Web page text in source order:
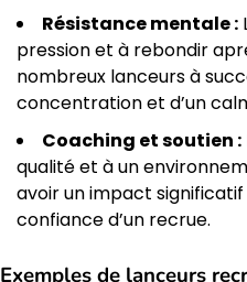
Résistance mentale :
pression et à rebondir
nombreux lanceurs à
concentration et d’un
Coaching et soutien :
qualité et à un
avoir un impact
confiance d’un recrue.
Exemples de lanceurs